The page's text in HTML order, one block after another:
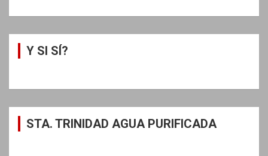
Y SI SÍ?
STA. TRINIDAD AGUA PURIFICADA